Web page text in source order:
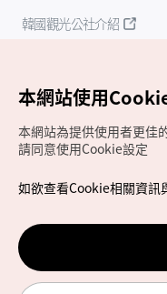
韓國觀光公社介紹
Copyrights (c) 韓國觀
如有相關疑問或建議
chinese_big5@knto.or.kr
本網站使用
本網站為提供使用者更佳
請同意使用Cookie設定
如欲查看Cookie相關資訊